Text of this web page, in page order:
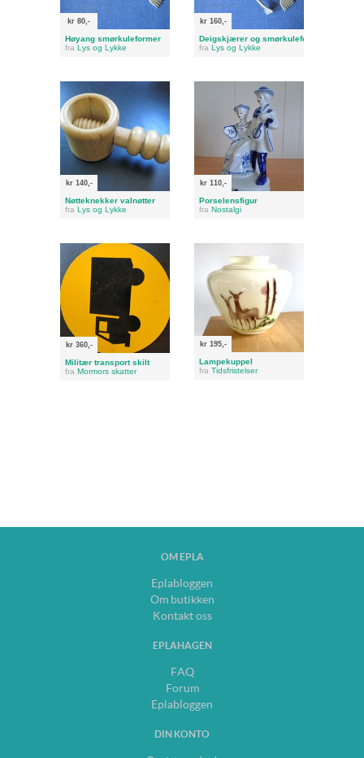
kr 80,-
Høyang smørkuleformer
fra Lys og Lykke
kr 160,-
Deigskjærer og smørkuleformer
fra Lys og Lykke
kr 140,-
Nøtteknekker valnøtter
fra Lys og Lykke
kr 110,-
Porselensfigur
fra Nostalgi
kr 360,-
Militær transport skilt
fra Mormors skatter
kr 195,-
Lampekuppel
fra Tidsfristelser
OM EPLA
Eplabloggen
Om butikken
Kontakt oss
EPLAHAGEN
FAQ
Forum
Eplabloggen
DIN KONTO